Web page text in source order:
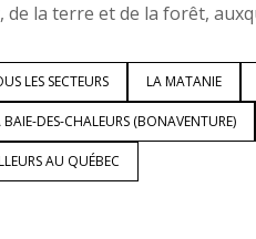
de la terre et de la forêt,
LES SECTEURS LA MATANIE
BAIE-DES-CHALEURS (BONAVENTURE)
AU QUÉBEC